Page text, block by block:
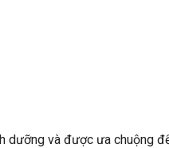
dưỡng và được ưa chuộng